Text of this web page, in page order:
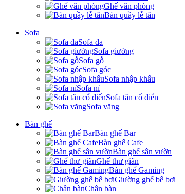
Ghế văn phòng
Bàn quầy lễ tân
Sofa
Sofa da
Sofa giường
Sofa gỗ
Sofa góc
Sofa nhập khẩu
Sofa nỉ
Sofa tân cổ điển
Sofa văng
Bàn ghế
Bàn ghế Bar
Bàn ghế Cafe
Bàn ghế sân vườn
Ghế thư giãn
Bàn ghế Gaming
Giường ghế bể bơi
Chân bàn